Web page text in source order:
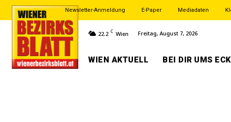
Newsletter-Anmeldung E-Paper Mediadaten
22.2 C Wien Freitag, August 7, 2026
WIEN AKTUELL BEI DIR UMS ECK